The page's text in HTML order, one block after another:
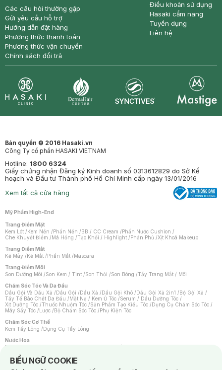
Các câu hỏi thường gặp
Gửi yêu cầu hỗ trợ
Hướng dẫn đặt hàng
Phương thức thanh toán
Phương thức vận chuyển
Chính sách đổi trả
Điều khoản sử dụng
Hasaki cẩm nang
Tuyển dụng
Liên hệ
Bản quyền © 2016 Hasaki.vn
Công Ty cổ phần HASAKI VIETNAM
Hotline: 1800 6324
Giấy chứng nhận Đăng ký Kinh doanh số 0313612829 do Sở Kế
hoạch và Đầu tư Thành phố Hồ Chí Minh cấp ngày 13/01/2016
Xem tất cả cửa hàng
Mỹ Phẩm High-End
Trang Điểm Mặt
Kem Lót /Kem Nền /Phấn Nền /BB / CC Cream /Phấn Nước Cushion /
Che Khuyết Điểm /Má Hồng /Tạo Khối / Highlight /Phấn Phủ /Xịt Khoá Makeup
Trang Điểm Mắt
Kẻ Mày /Kẻ Mắt /Phấn Mắt /Mascara
Trang Điểm Môi
Son Dưỡng Môi /Son Kem / Tint /Son Thỏi /Son Bóng /Tẩy Trang Mắt / Môi
Chăm Sóc Tóc Và Da Đầu
Dầu Gội Và Dầu Xả /Dầu Gội /Dầu Xả /Dầu Gội Khô /Dầu Gội Xả 2in1 /Bộ Gội Xả /
Tẩy Tế Bào Chết Da Đầu /Mặt Nạ / Kem Ủ Tóc /Serum / Dầu Dưỡng Tóc /
Xịt Dưỡng Tóc /Thuốc Nhuộm Tóc /Sản Phẩm Tạo Kiểu Tóc /Dụng Cụ Chăm Sóc Tóc /
Máy Sấy Tóc /Lược /Bộ Chăm Sóc Tóc /Phụ Kiện Tóc
Chăm Sóc Cơ Thể
Kem Tẩy Lông /Dụng Cụ Tẩy Lông
Nước Hoa
Nước Hoa Nữ
Chăm Sóc Cá Nhân
BIỂU NGỮ COOKIE
Notice about cookies usage